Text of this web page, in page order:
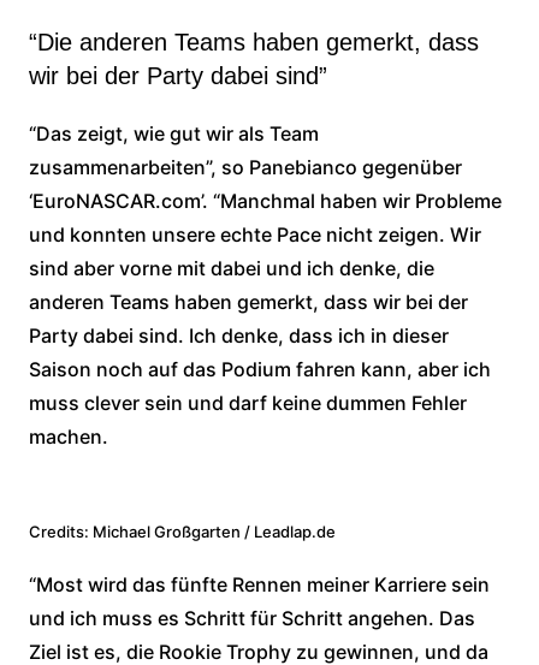
“Die anderen Teams haben gemerkt, dass
wir bei der Party dabei sind”
“Das zeigt, wie gut wir als Team
zusammenarbeiten”, so Panebianco gegenüber
‘EuroNASCAR.com’. “Manchmal haben wir Probleme
und konnten unsere echte Pace nicht zeigen. Wir
sind aber vorne mit dabei und ich denke, die
anderen Teams haben gemerkt, dass wir bei der
Party dabei sind. Ich denke, dass ich in dieser
Saison noch auf das Podium fahren kann, aber ich
muss clever sein und darf keine dummen Fehler
machen.
Credits: Michael Großgarten / Leadlap.de
“Most wird das fünfte Rennen meiner Karriere sein
und ich muss es Schritt für Schritt angehen. Das
Ziel ist es, die Rookie Trophy zu gewinnen, und da